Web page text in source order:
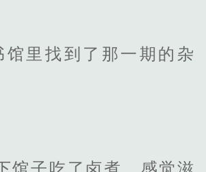
里找到了那一期的杂